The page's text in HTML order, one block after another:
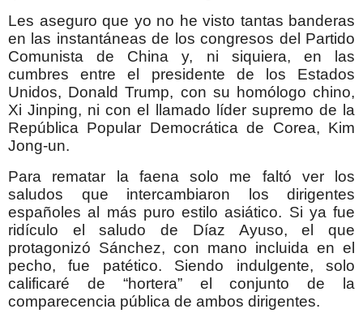
Les aseguro que yo no he visto tantas banderas
en las instantáneas de los congresos del Partido
Comunista de China y, ni siquiera, en las
cumbres entre el presidente de los Estados
Unidos, Donald Trump, con su homólogo chino,
Xi Jinping, ni con el llamado líder supremo de la
República Popular Democrática de Corea, Kim
Jong-un.
Para rematar la faena solo me faltó ver los
saludos que intercambiaron los dirigentes
españoles al más puro estilo asiático. Si ya fue
ridículo el saludo de Díaz Ayuso, el que
protagonizó Sánchez, con mano incluida en el
pecho, fue patético. Siendo indulgente, solo
calificaré de “hortera” el conjunto de la
comparecencia pública de ambos dirigentes.